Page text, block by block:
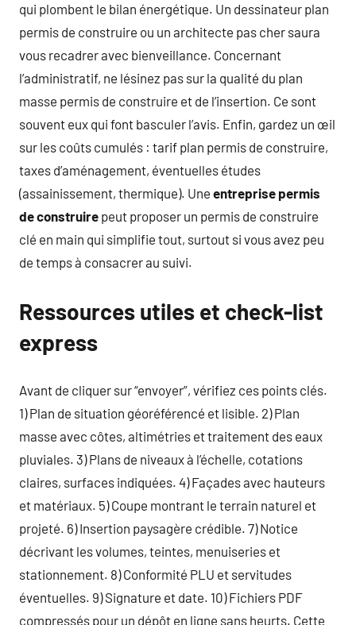
qui plombent le bilan énergétique. Un dessinateur plan
permis de construire ou un architecte pas cher saura
vous recadrer avec bienveillance. Concernant
l’administratif, ne lésinez pas sur la qualité du plan
masse permis de construire et de l’insertion. Ce sont
souvent eux qui font basculer l’avis. Enfin, gardez un œil
sur les coûts cumulés : tarif plan permis de construire,
taxes d’aménagement, éventuelles études
(assainissement, thermique). Une entreprise permis
de construire peut proposer un permis de construire
clé en main qui simplifie tout, surtout si vous avez peu
de temps à consacrer au suivi.
Ressources utiles et check-list
express
Avant de cliquer sur “envoyer”, vérifiez ces points clés.
1) Plan de situation géoréférencé et lisible. 2) Plan
masse avec côtes, altimétries et traitement des eaux
pluviales. 3) Plans de niveaux à l’échelle, cotations
claires, surfaces indiquées. 4) Façades avec hauteurs
et matériaux. 5) Coupe montrant le terrain naturel et
projeté. 6) Insertion paysagère crédible. 7) Notice
décrivant les volumes, teintes, menuiseries et
stationnement. 8) Conformité PLU et servitudes
éventuelles. 9) Signature et date. 10) Fichiers PDF
compressés pour un dépôt en ligne sans heurts. Cette